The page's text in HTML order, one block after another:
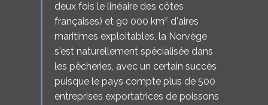
deux fois le linéaire des côtes
françaises) et 90 000 km² d'aires
maritimes exploitables, la Norvège
s'est naturellement spécialisée dans
les pêcheries, avec un certain succès
puisque le pays compte plus de 500
entreprises exportatrices de poissons